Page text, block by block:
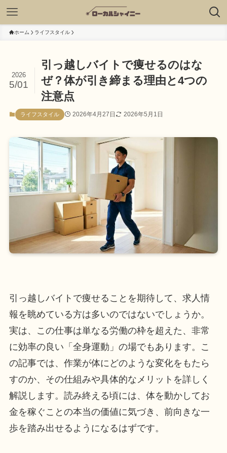
ホーム ライフスタイル
引っ越しバイトで痩せるのはな
ぜ？体が引き締まる理由と4つの
注意点
2026
5/01
ライフスタイル 2026年4月27日 2026年5月1日
引っ越しバイトで痩せることを期待して、求人情
報を眺めている方は多いのではないでしょうか。
実は、この仕事は単なる労働の枠を超えた、非常
に効率の良い「全身運動」の場でもあります。こ
の記事では、作業が体にどのような変化をもたら
すのか、その仕組みや具体的なメリットを詳しく
解説します。読み終える頃には、体を動かしてお
金を稼ぐことの本当の価値に気づき、前向きな一
歩を踏み出せるようになるはずです。